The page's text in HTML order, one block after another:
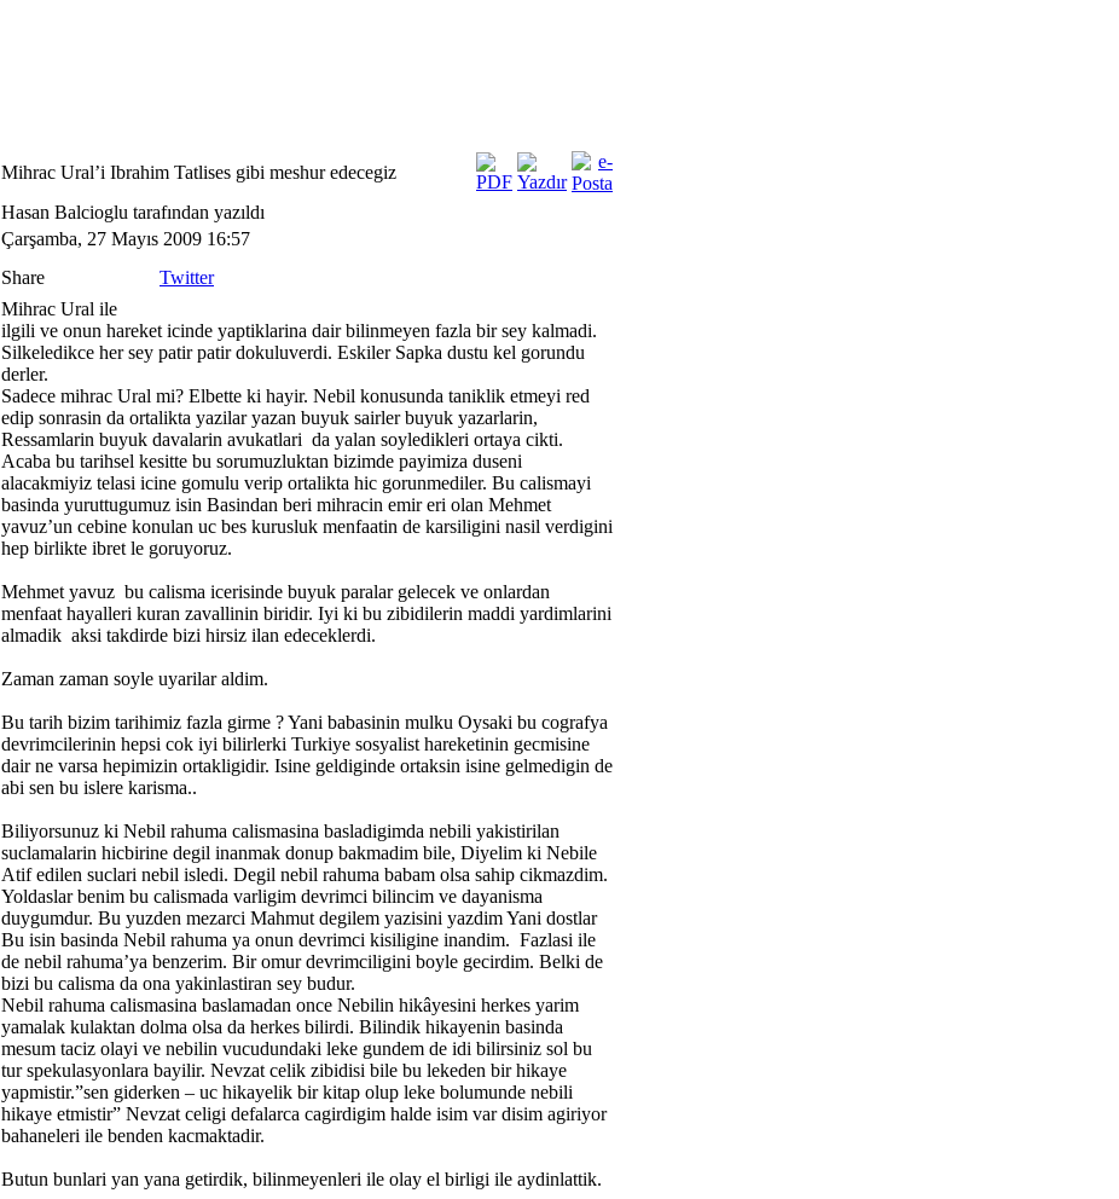
Mihrac Ural’i Ibrahim Tatlises gibi meshur edecegiz
Hasan Balcioglu tarafından yazıldı
Çarşamba, 27 Mayıs 2009 16:57
Share
Twitter
Mihrac Ural ile
ilgili ve onun hareket icinde yaptiklarina dair bilinmeyen fazla bir sey kalmadi.
Silkeledikce her sey patir patir dokuluverdi. Eskiler Sapka dustu kel gorundu
derler.
Sadece mihrac Ural mi? Elbette ki hayir. Nebil konusunda taniklik etmeyi red
edip sonrasin da ortalikta yazilar yazan buyuk sairler buyuk yazarlarin,
Ressamlarin buyuk davalarin avukatlari da yalan soyledikleri ortaya cikti.
Acaba bu tarihsel kesitte bu sorumuzluktan bizimde payimiza duseni
alacakmiyiz telasi icine gomulu verip ortalikta hic gorunmediler. Bu calismayi
basinda yuruttugumuz isin Basindan beri mihracin emir eri olan Mehmet
yavuz’un cebine konulan uc bes kurusluk menfaatin de karsiligini nasil verdigini
hep birlikte ibret le goruyoruz.
Mehmet yavuz bu calisma icerisinde buyuk paralar gelecek ve onlardan
menfaat hayalleri kuran zavallinin biridir. Iyi ki bu zibidilerin maddi yardimlarini
almadik aksi takdirde bizi hirsiz ilan edeceklerdi.
Zaman zaman soyle uyarilar aldim.
Bu tarih bizim tarihimiz fazla girme ? Yani babasinin mulku Oysaki bu cografya
devrimcilerinin hepsi cok iyi bilirlerki Turkiye sosyalist hareketinin gecmisine
dair ne varsa hepimizin ortakligidir. Isine geldiginde ortaksin isine gelmedigin de
abi sen bu islere karisma..
Biliyorsunuz ki Nebil rahuma calismasina basladigimda nebili yakistirilan
suclamalarin hicbirine degil inanmak donup bakmadim bile, Diyelim ki Nebile
Atif edilen suclari nebil isledi. Degil nebil rahuma babam olsa sahip cikmazdim.
Yoldaslar benim bu calismada varligim devrimci bilincim ve dayanisma
duygumdur. Bu yuzden mezarci Mahmut degilem yazisini yazdim Yani dostlar
Bu isin basinda Nebil rahuma ya onun devrimci kisiligine inandim. Fazlasi ile
de nebil rahuma’ya benzerim. Bir omur devrimciligini boyle gecirdim. Belki de
bizi bu calisma da ona yakinlastiran sey budur.
Nebil rahuma calismasina baslamadan once Nebilin hikâyesini herkes yarim
yamalak kulaktan dolma olsa da herkes bilirdi. Bilindik hikayenin basinda
mesum taciz olayi ve nebilin vucudundaki leke gundem de idi bilirsiniz sol bu
tur spekulasyonlara bayilir. Nevzat celik zibidisi bile bu lekeden bir hikaye
yapmistir.”sen giderken – uc hikayelik bir kitap olup leke bolumunde nebili
hikaye etmistir” Nevzat celigi defalarca cagirdigim halde isim var disim agiriyor
bahaneleri ile benden kacmaktadir.
Butun bunlari yan yana getirdik, bilinmeyenleri ile olay el birligi ile aydinlattik.